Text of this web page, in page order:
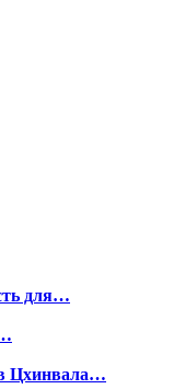
для…
Цхинвала…